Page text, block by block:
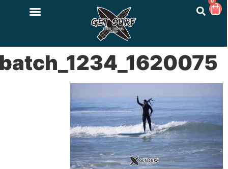
batch_1234_1620075